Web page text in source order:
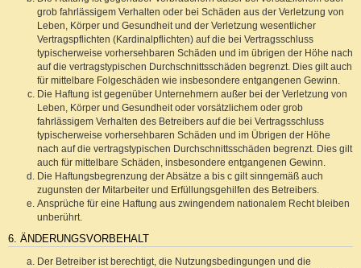
grob fahrlässigem Verhalten oder bei Schäden aus der Verletzung von
Leben, Körper und Gesundheit und der Verletzung wesentlicher
Vertragspflichten (Kardinalpflichten) auf die bei Vertragsschluss
typischerweise vorhersehbaren Schäden und im übrigen der Höhe nach
auf die vertragstypischen Durchschnittsschäden begrenzt. Dies gilt auch
für mittelbare Folgeschäden wie insbesondere entgangenen Gewinn.
Die Haftung ist gegenüber Unternehmern außer bei der Verletzung von
Leben, Körper und Gesundheit oder vorsätzlichem oder grob
fahrlässigem Verhalten des Betreibers auf die bei Vertragsschluss
typischerweise vorhersehbaren Schäden und im Übrigen der Höhe
nach auf die vertragstypischen Durchschnittsschäden begrenzt. Dies gilt
auch für mittelbare Schäden, insbesondere entgangenen Gewinn.
Die Haftungsbegrenzung der Absätze a bis c gilt sinngemäß auch
zugunsten der Mitarbeiter und Erfüllungsgehilfen des Betreibers.
Ansprüche für eine Haftung aus zwingendem nationalem Recht bleiben
unberührt.
6. ÄNDERUNGSVORBEHALT
Der Betreiber ist berechtigt, die Nutzungsbedingungen und die